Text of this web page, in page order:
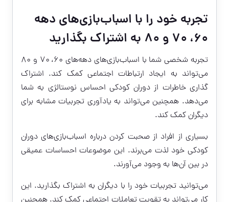
تجربه خود را با اسباب‌بازی‌های دهه
۶۰، ۷۰ و ۸۰ به اشتراک بگذارید
تجربه شخصی شما با اسباب‌بازی‌های دهه‌های ۶۰، ۷۰ و ۸۰
می‌تواند به ایجاد ارتباطات اجتماعی کمک کند. اشتراک
گذاری خاطرات از دوران کودکی احساس نوستالژی به شما
می‌دهد. همچنین می‌تواند به یادآوری تجربیات مشابه برای
دیگران کمک کند.
بسیاری از افراد از صحبت کردن درباره اسباب‌بازی‌های دوران
کودکی خود لذت می‌برند. این موضوعات احساسات عمیقی
در بین آن‌ها به وجود می‌آورند.
می‌توانید تجربیات خود را با دیگران به اشتراک بگذارید. این